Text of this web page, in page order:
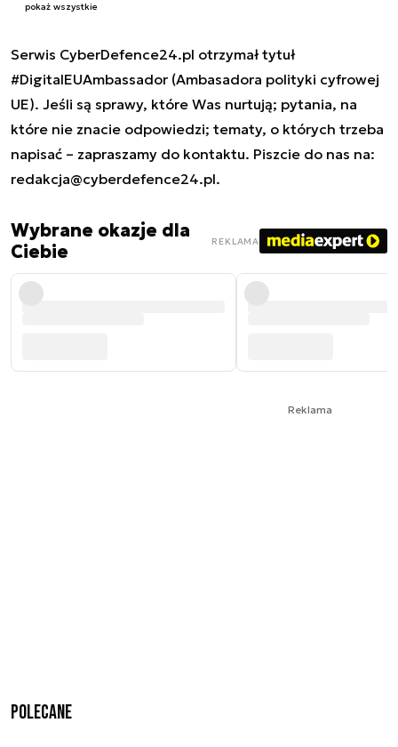
pokaż wszystkie
Serwis CyberDefence24.pl otrzymał tytuł
#DigitalEUAmbassador (Ambasadora polityki cyfrowej
UE). Jeśli są sprawy, które Was nurtują; pytania, na
które nie znacie odpowiedzi; tematy, o których trzeba
napisać – zapraszamy do kontaktu. Piszcie do nas na:
redakcja@cyberdefence24.pl.
Wybrane okazje dla
Ciebie
REKLAMA
Reklama
Polecane